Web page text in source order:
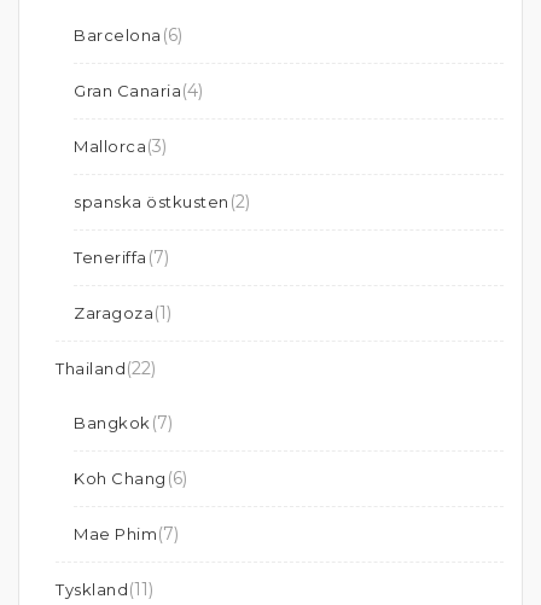
Barcelona (6)
Gran Canaria(4)
Mallorca(3)
spanska östkusten (2)
Teneriffa (7)
Zaragoza(1)
Thailand(22)
Bangkok(7)
Koh Chang (6)
Mae Phim(7)
Tyskland(11)